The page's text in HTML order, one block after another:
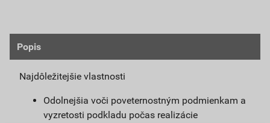
Popis
Najdôležitejšie vlastnosti
Odolnejšia voči poveternostným podmienkam a
vyzretosti podkladu počas realizácie